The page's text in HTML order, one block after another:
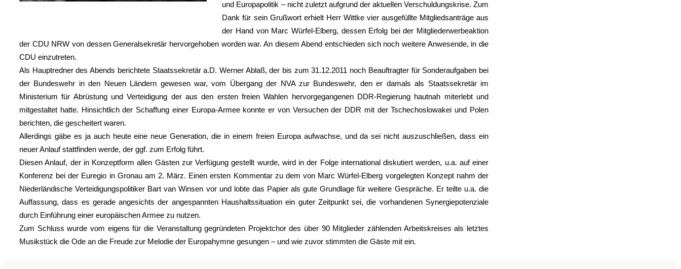
und Europapolitik – nicht zuletzt aufgrund der aktuellen Verschuldungskrise. Zum
Dank für sein Grußwort erhielt Herr Wittke vier ausgefüllte Mitgliedsanträge aus
der Hand von Marc Würfel-Elberg, dessen Erfolg bei der Mitgliederwerbeaktion
der CDU NRW von dessen Generalsekretär hervorgehoben worden war. An diesem Abend entschieden sich noch weitere Anwesende, in die
CDU einzutreten.
Als Hauptredner des Abends berichtete Staatssekretär a.D. Werner Ablaß, der bis zum 31.12.2011 noch Beauftragter für Sonderaufgaben bei
der Bundeswehr in den Neuen Ländern gewesen war, vom Übergang der NVA zur Bundeswehr, den er damals als Staatssekretär im
Ministerium für Abrüstung und Verteidigung der aus den ersten freien Wahlen hervorgegangenen DDR-Regierung hautnah miterlebt und
mitgestaltet hatte. Hinsichtlich der Schaffung einer Europa-Armee konnte er von Versuchen der DDR mit der Tschechoslowakei und Polen
berichten, die gescheitert waren.
Allerdings gäbe es ja auch heute eine neue Generation, die in einem freien Europa aufwachse, und da sei nicht auszuschließen, dass ein
neuer Anlauf stattfinden werde, der ggf. zum Erfolg führt.
Diesen Anlauf, der in Konzeptform allen Gästen zur Verfügung gestellt wurde, wird in der Folge international diskutiert werden, u.a. auf einer
Konferenz bei der Euregio in Gronau am 2. März. Einen ersten Kommentar zu dem von Marc Würfel-Elberg vorgelegten Konzept nahm der
Niederländische Verteidigungspolitiker Bart van Winsen vor und lobte das Papier als gute Grundlage für weitere Gespräche. Er teilte u.a. die
Auffassung, dass es gerade angesichts der angespannten Haushaltssituation ein guter Zeitpunkt sei, die vorhandenen Synergiepotenziale
durch Einführung einer europäischen Armee zu nutzen.
Zum Schluss wurde vom eigens für die Veranstaltung gegründeten Projektchor des über 90 Mitglieder zählenden Arbeitskreises als letztes
Musikstück die Ode an die Freude zur Melodie der Europahymne gesungen – und wie zuvor stimmten die Gäste mit ein.